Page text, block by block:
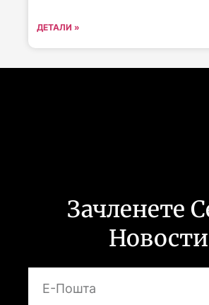
ДЕТАЛИ »
Зачленете
Новости